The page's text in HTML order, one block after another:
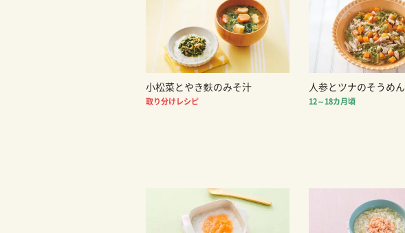
小松菜とやき麩のみそ汁
取り分けレシピ
人参とツナのそうめん
12～18カ月頃